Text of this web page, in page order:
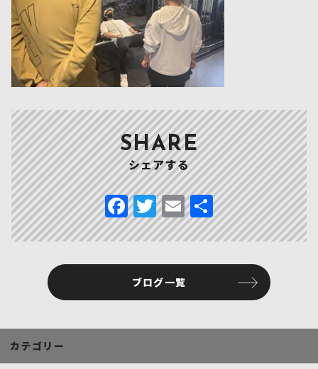
SHARE
シェアする
F
a
c
e
b
o
T
w
it
te
r
E
m
ai
l
共
有
ブログ一覧
カテゴリー